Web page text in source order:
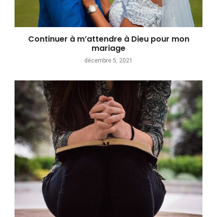
Continuer à m’attendre à Dieu pour mon
mariage
décembre 5, 2021